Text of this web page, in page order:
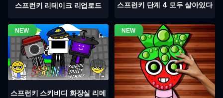
스프런키 리테이크 리업로드 스프런키 단계 4 모두 살아있다
스프런키 스키비디 화장실 리메